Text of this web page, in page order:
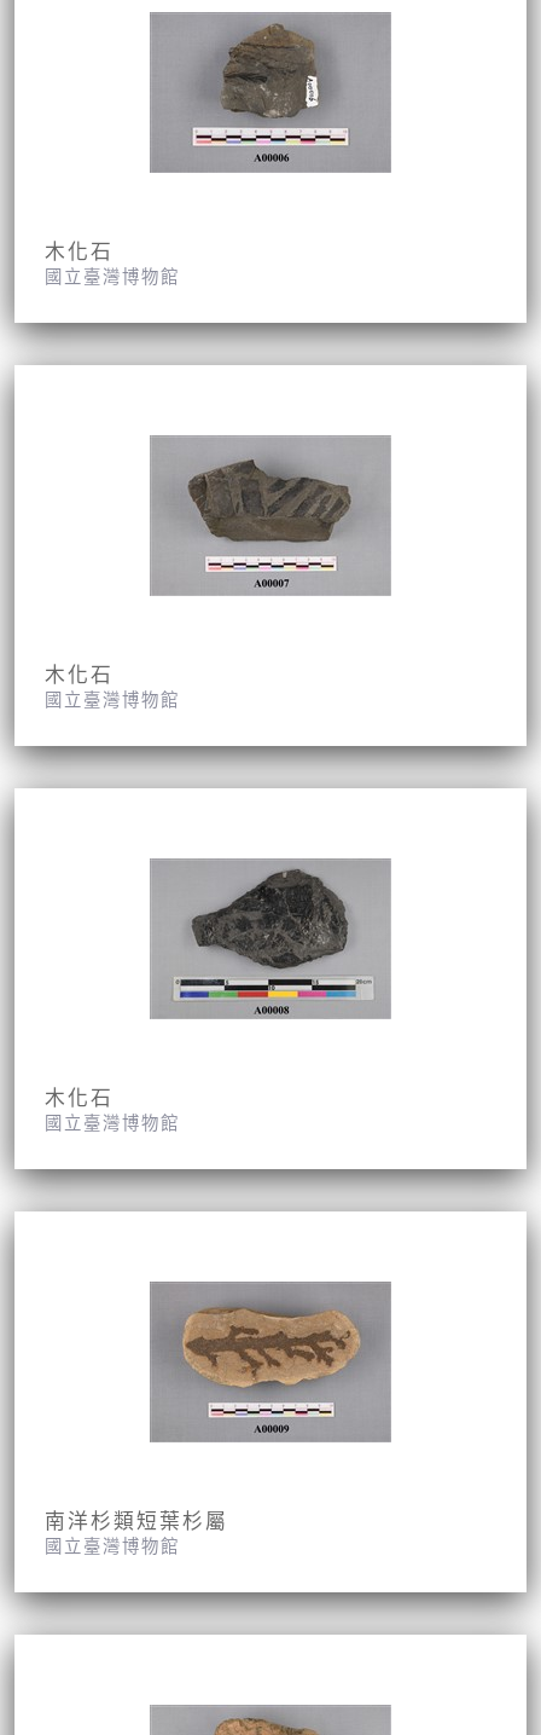
木化石
國立臺灣博物館
木化石
國立臺灣博物館
木化石
國立臺灣博物館
南洋杉類短葉杉屬
國立臺灣博物館